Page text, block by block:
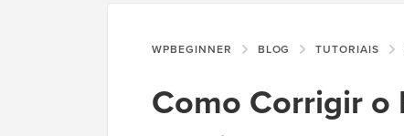
WPBEGINNER BLOG TUTORIAIS
Como Corrigir o